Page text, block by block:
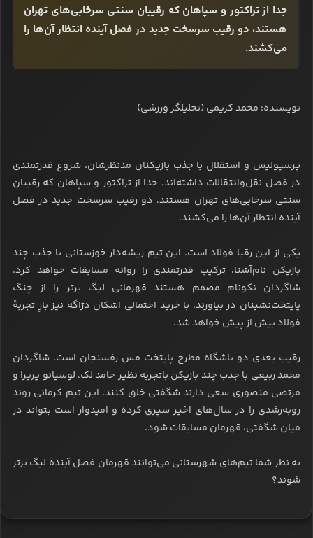
جدا از تراکتور و سپاهان که رقیبان سنتی سرخابی‌های تهران
هستند، دو رقیب سرسخت جدید در فصل آینده انتظار آن‌ها را
می‌کشند.
تویسنده: محمد کریمی (تحلیلگر ورزشی)
پرسپولیس و استقلال با جذب بازیکنان مدنظرشان، شروع قدرتمندی
در فصل نقل‌وانتقالات داشته‌اند. جدا از تراکتور و سپاهان که رقیبان
سنتی سرخابی‌های تهران هستند، دو رقیب سرسخت جدید در فصل
آینده انتظار آن‌ها را می‌کشند.
یکی از این رقبا فولاد است. این تیم ریشه‌دار خوزستانی با جذب چند
بازیکن نام‌آشنا، ترکیب قدرتمندی را روانه مسابقات خواهد کرد.
شاگردان نکونام مصمم هستند قهرمانی لیگ برتر را از چنگ
پایتخت‌نشینان در بیاورند. با خرید احتمالی اشکان دژاگه نیز بارِ تجربۀ
فولاد بیش‌ از پیش خواهد شد.
رقیب بعدی دو باشگاه مطرح پایتخت مس رفسنجان است. شاگردان
محمد ربیعی با جذب چند بازیکن باتجربه نظیر حامد لک، لوسیانو پریرا و
مرتضی منصوری سعی دارند شگفتی خلق کنند. این تیم کرمانی روند
روبه‌رشدی را در سال‌های اخیر سپری کرده و امیدوار است بتواند در
میان شگفتی، قهرمان مسابقات شود.
به نظر شما تیم‌های شهرستانی می‌توانند قهرمان فصل آینده لیگ برتر
شوند؟